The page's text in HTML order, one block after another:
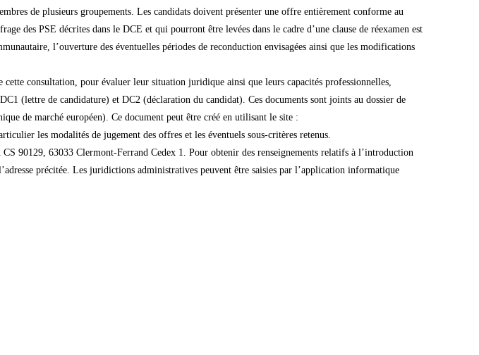
de plusieurs groupements. Les candidats doivent présenter une offre entièrement conforme au
des PSE décrites dans le DCE et qui pourront être levées dans le cadre d’une clause de réexamen est
l’ouverture des éventuelles périodes de reconduction envisagées ainsi que les modifications
cette consultation, pour évaluer leur situation juridique ainsi que leurs capacités professionnelles,
(lettre de candidature) et DC2 (déclaration du candidat). Ces documents sont joints au dossier de
de marché européen). Ce document peut être créé en utilisant le site :
les modalités de jugement des offres et les éventuels sous-critères retenus.
90129, 63033 Clermont-Ferrand Cedex 1. Pour obtenir des renseignements relatifs à l’introduction
précitée. Les juridictions administratives peuvent être saisies par l’application informatique